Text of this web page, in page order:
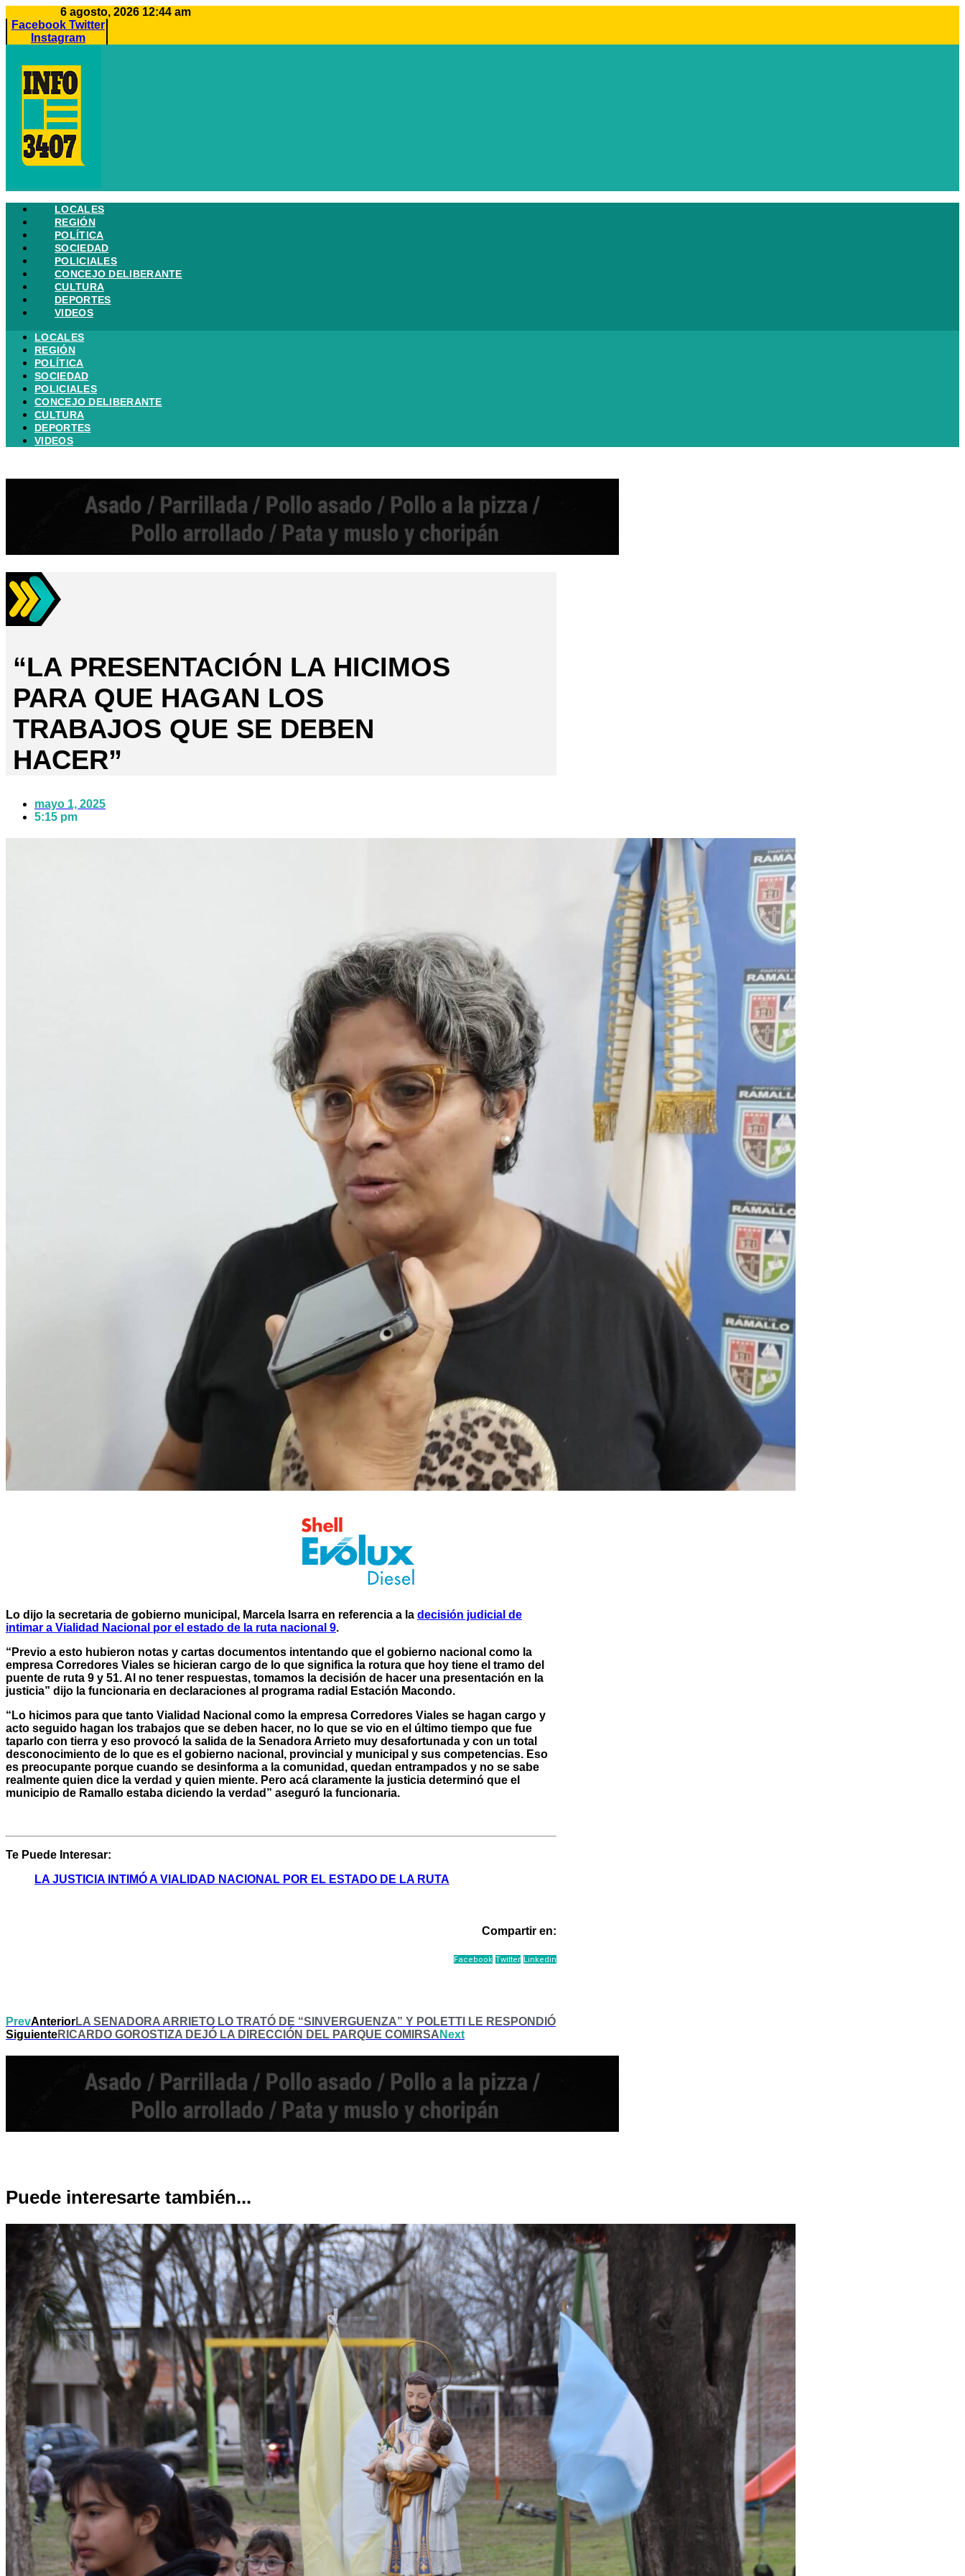
al
contenido
6 agosto, 2026 12:44 am
Facebook Twitter
Instagram
LOCALES
REGIÓN
POLÍTICA
SOCIEDAD
POLICIALES
CONCEJO DELIBERANTE
CULTURA
DEPORTES
VIDEOS
LOCALES
REGIÓN
POLÍTICA
SOCIEDAD
POLICIALES
CONCEJO DELIBERANTE
CULTURA
DEPORTES
VIDEOS
“LA PRESENTACIÓN LA HICIMOS
PARA QUE HAGAN LOS
TRABAJOS QUE SE DEBEN
HACER”
mayo 1, 2025
5:15 pm
Lo dijo la secretaria de gobierno municipal, Marcela Isarra en referencia a la decisión judicial de
intimar a Vialidad Nacional por el estado de la ruta nacional 9.
“Previo a esto hubieron notas y cartas documentos intentando que el gobierno nacional como la
empresa Corredores Viales se hicieran cargo de lo que significa la rotura que hoy tiene el tramo del
puente de ruta 9 y 51. Al no tener respuestas, tomamos la decisión de hacer una presentación en la
justicia” dijo la funcionaria en declaraciones al programa radial Estación Macondo.
“Lo hicimos para que tanto Vialidad Nacional como la empresa Corredores Viales se hagan cargo y
acto seguido hagan los trabajos que se deben hacer, no lo que se vio en el último tiempo que fue
taparlo con tierra y eso provocó la salida de la Senadora Arrieto muy desafortunada y con un total
desconocimiento de lo que es el gobierno nacional, provincial y municipal y sus competencias. Eso
es preocupante porque cuando se desinforma a la comunidad, quedan entrampados y no se sabe
realmente quien dice la verdad y quien miente. Pero acá claramente la justicia determinó que el
municipio de Ramallo estaba diciendo la verdad” aseguró la funcionaria.
Te Puede Interesar:
LA JUSTICIA INTIMÓ A VIALIDAD NACIONAL POR EL ESTADO DE LA RUTA
Compartir en:
Facebook Twitter Linkedin
PrevAnteriorLA SENADORA ARRIETO LO TRATÓ DE “SINVERGUENZA” Y POLETTI LE RESPONDIÓ
SiguienteRICARDO GOROSTIZA DEJÓ LA DIRECCIÓN DEL PARQUE COMIRSA Next
Puede interesarte también...